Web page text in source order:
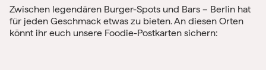
Zwischen legendären Burger-Spots und Bars – Berlin hat
für jeden Geschmack etwas zu bieten. An diesen Orten
könnt ihr euch unsere Foodie-Postkarten sichern: